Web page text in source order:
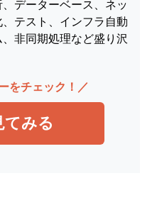
データーベース、ネッ
テスト、インフラ自動
非同期処理など盛り沢
をチェック！／
てみる